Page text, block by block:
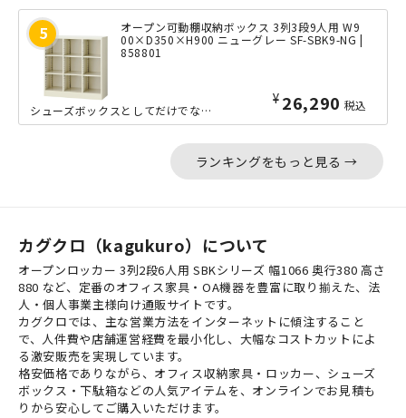
オープン可動棚収納ボックス 3列3段9人用 W9
00×D350×H900 ニューグレー SF-SBK9-NG |
858801
¥ 26,290 税込
シューズボックスとしてだけでなく、オープン型の収納ボックスとしても活躍する、3列...
ランキングをもっと見る →
カグクロ（kagukuro）について
オープンロッカー 3列2段6人用 SBKシリーズ 幅1066 奥行380 高さ
880 など、定番のオフィス家具・OA機器を豊富に取り揃えた、法
人・個人事業主様向け通販サイトです。
カグクロでは、主な営業方法をインターネットに傾注すること
で、人件費や店舗運営経費を最小化し、大幅なコストカットによ
る激安販売を実現しています。
格安価格でありながら、オフィス収納家具・ロッカー、シューズ
ボックス・下駄箱などの人気アイテムを、オンラインでお見積も
りから安心してご購入いただけます。